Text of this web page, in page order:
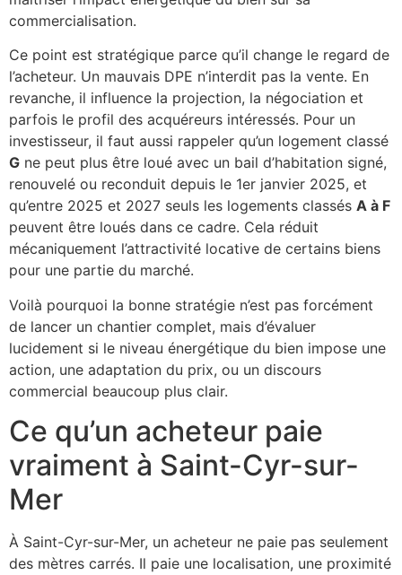
commercialisation.
Ce point est stratégique parce qu’il change le regard de
l’acheteur. Un mauvais DPE n’interdit pas la vente. En
revanche, il influence la projection, la négociation et
parfois le profil des acquéreurs intéressés. Pour un
investisseur, il faut aussi rappeler qu’un logement classé
G ne peut plus être loué avec un bail d’habitation signé,
renouvelé ou reconduit depuis le 1er janvier 2025, et
qu’entre 2025 et 2027 seuls les logements classés A à F
peuvent être loués dans ce cadre. Cela réduit
mécaniquement l’attractivité locative de certains biens
pour une partie du marché.
Voilà pourquoi la bonne stratégie n’est pas forcément
de lancer un chantier complet, mais d’évaluer
lucidement si le niveau énergétique du bien impose une
action, une adaptation du prix, ou un discours
commercial beaucoup plus clair.
Ce qu’un acheteur paie
vraiment à Saint-Cyr-sur-
Mer
À Saint-Cyr-sur-Mer, un acheteur ne paie pas seulement
des mètres carrés. Il paie une localisation, une proximité